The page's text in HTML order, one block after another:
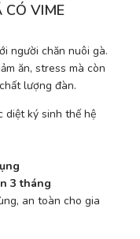
VIME
người chăn nuôi gà.
ăn, stress mà còn
lượng đàn.
diệt ký sinh thế hệ
3 tháng
an toàn cho gia